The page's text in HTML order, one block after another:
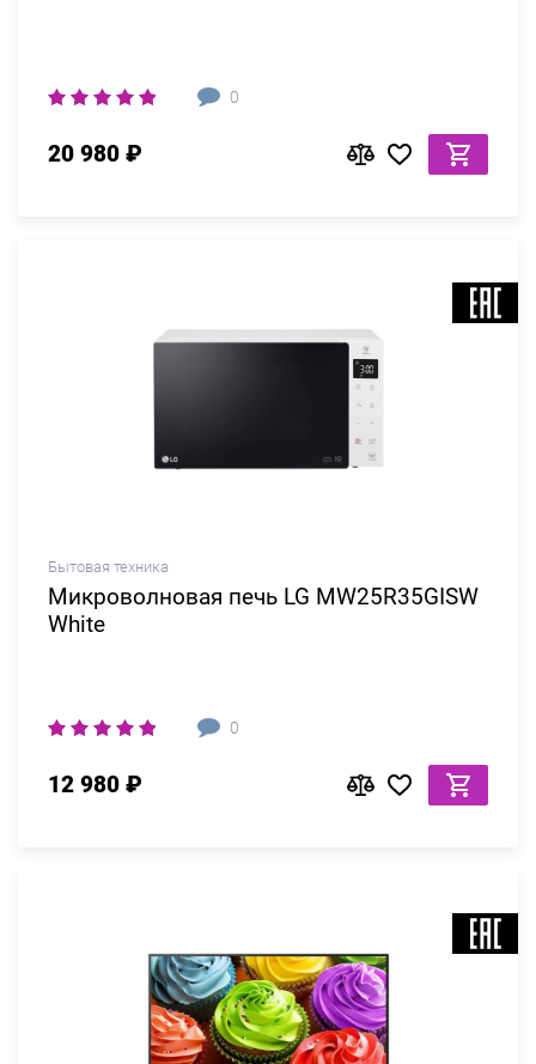
0
20 980 ₽
Бытовая техника
Микроволновая печь LG MW25R35GISW
White
0
12 980 ₽